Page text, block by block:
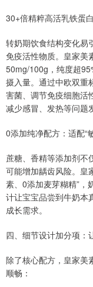
30+倍精粹高活乳铁蛋
转奶期饮食结构变化易
免疫活性物质。皇家美
50mg/100g，纯度超
摄入量。通过中欧双重
害菌、调节免疫细胞活
减少感冒、发热等问题
0添加纯净配方：适配“
蔗糖、香精等添加剂不
可能增加龋齿风险。皇
素、0添加麦芽糊精”，
计让宝宝品尝到牛奶本
成长需求。
四、细节设计加分项：
除了核心配方，皇家美
顺畅：